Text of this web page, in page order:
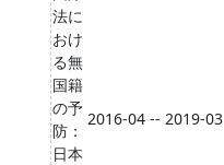
法に
おけ
る無
国籍
の予
防：
日本
2016-04 -- 2019-03